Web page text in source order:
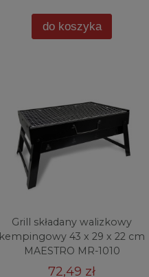
do koszyka
Grill składany walizkowy
kempingowy 43 x 29 x 22 cm
MAESTRO MR-1010
72,49 zł